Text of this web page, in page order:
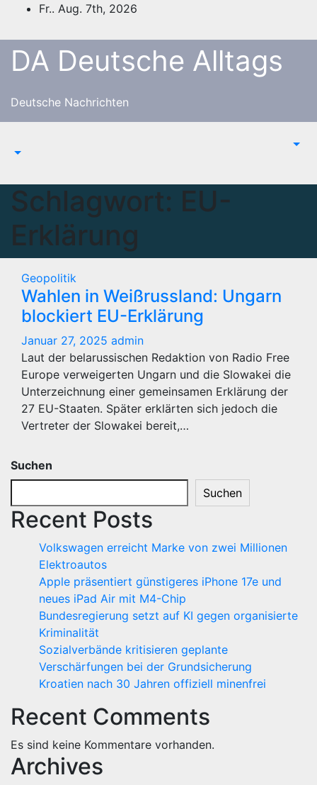
springen
Fr.. Aug. 7th, 2026
DA Deutsche Alltags
Deutsche Nachrichten
Schlagwort: EU-
Erklärung
Geopolitik
Wahlen in Weißrussland: Ungarn
blockiert EU-Erklärung
Januar 27, 2025 admin
Laut der belarussischen Redaktion von Radio Free
Europe verweigerten Ungarn und die Slowakei die
Unterzeichnung einer gemeinsamen Erklärung der
27 EU-Staaten. Später erklärten sich jedoch die
Vertreter der Slowakei bereit,…
Suchen
Suchen
Recent Posts
Volkswagen erreicht Marke von zwei Millionen
Elektroautos
Apple präsentiert günstigeres iPhone 17e und
neues iPad Air mit M4-Chip
Bundesregierung setzt auf KI gegen organisierte
Kriminalität
Sozialverbände kritisieren geplante
Verschärfungen bei der Grundsicherung
Kroatien nach 30 Jahren offiziell minenfrei
Recent Comments
Es sind keine Kommentare vorhanden.
Archives